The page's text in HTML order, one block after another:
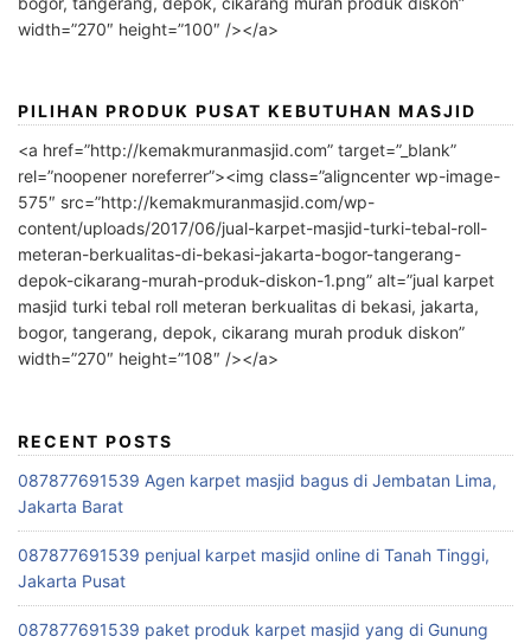
width=”270″ height=”100″ /></a>
PILIHAN PRODUK PUSAT KEBUTUHAN MASJID
<a href=”http://kemakmuranmasjid.com” target=”_blank”
rel=”noopener noreferrer”><img class=”aligncenter wp-image-
575″ src=”http://kemakmuranmasjid.com/wp-
content/uploads/2017/06/jual-karpet-masjid-turki-tebal-roll-
meteran-berkualitas-di-bekasi-jakarta-bogor-tangerang-
depok-cikarang-murah-produk-diskon-1.png” alt=”jual karpet
masjid turki tebal roll meteran berkualitas di bekasi, jakarta,
bogor, tangerang, depok, cikarang murah produk diskon”
width=”270″ height=”108″ /></a>
RECENT POSTS
087877691539 Agen karpet masjid bagus di Jembatan Lima,
Jakarta Barat
087877691539 penjual karpet masjid online di Tanah Tinggi,
Jakarta Pusat
087877691539 paket produk karpet masjid yang di Gunung